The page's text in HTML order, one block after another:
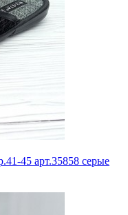
45 арт.35858 серые